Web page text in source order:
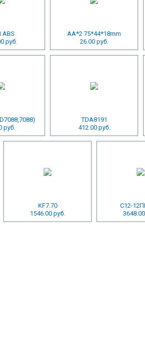
руб.
AA*2 75*44*18mm
26.00 руб.
руб.
TDA8191
412.00 руб.
KF7.70
1546.00 руб.
С12-